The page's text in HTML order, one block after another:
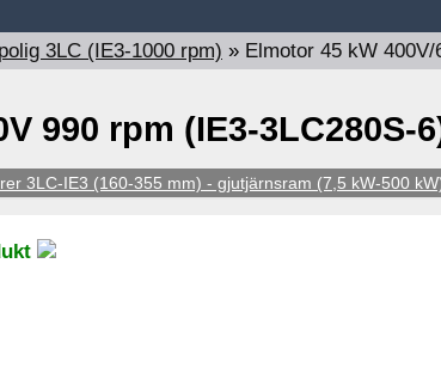
3LC (IE3-1000 rpm) » Elmotor 45 kW
990 rpm (IE3-3LC280S-
3LC-IE3 (160-355 mm) - gjutjärnsram (7,5 kW-500